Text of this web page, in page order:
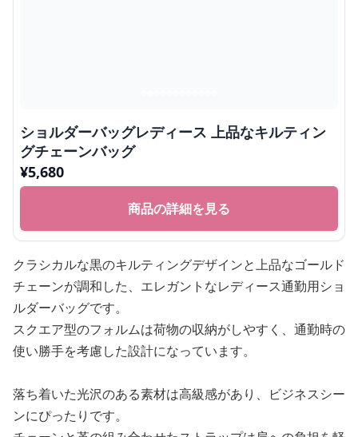
ショルダーバッグレディース 上品なキルティン
グチェーンバッグ
¥5,680
商品の詳細を見る
クラシカルな黒のキルティングデザインと上品なゴールド
チェーンが調和した、エレガントなレディース通勤用ショ
ルダーバッグです。
スクエア型のフォルムは荷物の収納がしやすく、通勤時の
使い勝手を考慮した設計になっています。
落ち着いた光沢のある素材は高級感があり、ビジネスシー
ンにぴったりです。